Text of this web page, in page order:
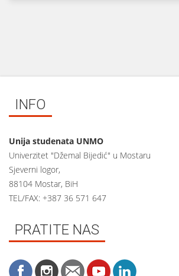
INFO
Unija studenata UNMO
Univerzitet "Džemal Bijedić" u Mostaru
Sjeverni logor,
88104 Mostar, BiH
TEL/FAX: +387 36 571 647
PRATITE NAS